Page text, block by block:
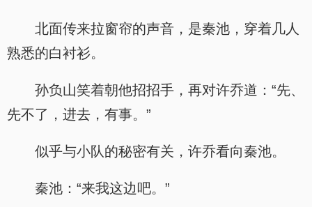
北面传来拉窗帘的声音，是秦池，穿着几人
熟悉的白衬衫。
孙负山笑着朝他招招手，再对许乔道：“先、
先不了，进去，有事。”
似乎与小队的秘密有关，许乔看向秦池。
秦池：“来我这边吧。”